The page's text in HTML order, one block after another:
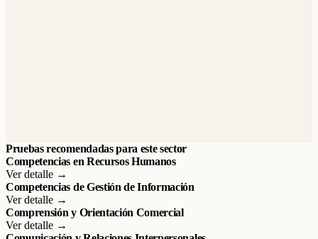
Pruebas recomendadas para este sector
Competencias en Recursos Humanos
Ver detalle →
Competencias de Gestión de Información
Ver detalle →
Comprensión y Orientación Comercial
Ver detalle →